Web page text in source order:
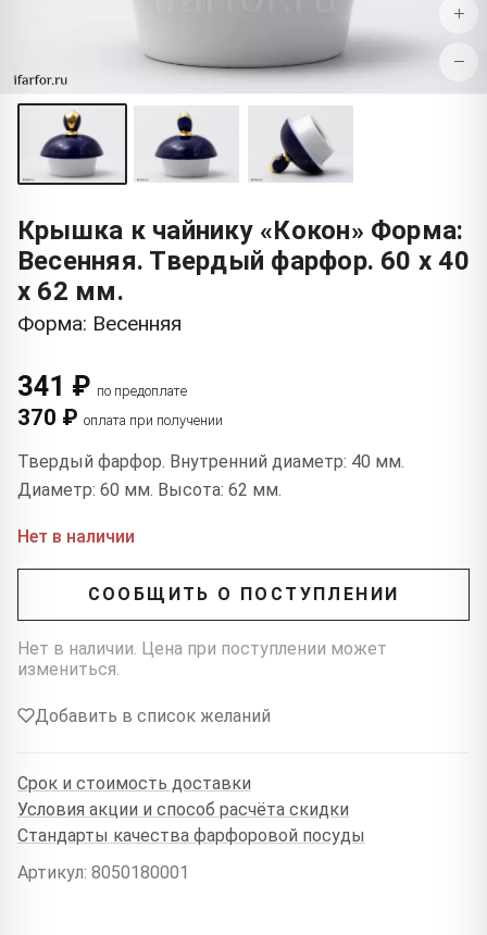
+
−
Крышка к чайнику «Кокон» Форма:
Весенняя. Твердый фарфор. 60 x 40
x 62 мм.
Форма: Весенняя
341 ₽ по предоплате
370 ₽ оплата при получении
Твердый фарфор. Внутренний диаметр: 40 мм.
Диаметр: 60 мм. Высота: 62 мм.
Нет в наличии
СООБЩИТЬ О ПОСТУПЛЕНИИ
Нет в наличии. Цена при поступлении может
измениться.
Добавить в список желаний
Срок и стоимость доставки
Условия акции и способ расчёта скидки
Стандарты качества фарфоровой посуды
Артикул: 8050180001